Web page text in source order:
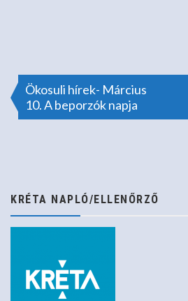
Bejegyzés
Ökosuli hírek- Március
10. A beporzók napja
KRÉTA NAPLÓ/ELLENŐRZŐ